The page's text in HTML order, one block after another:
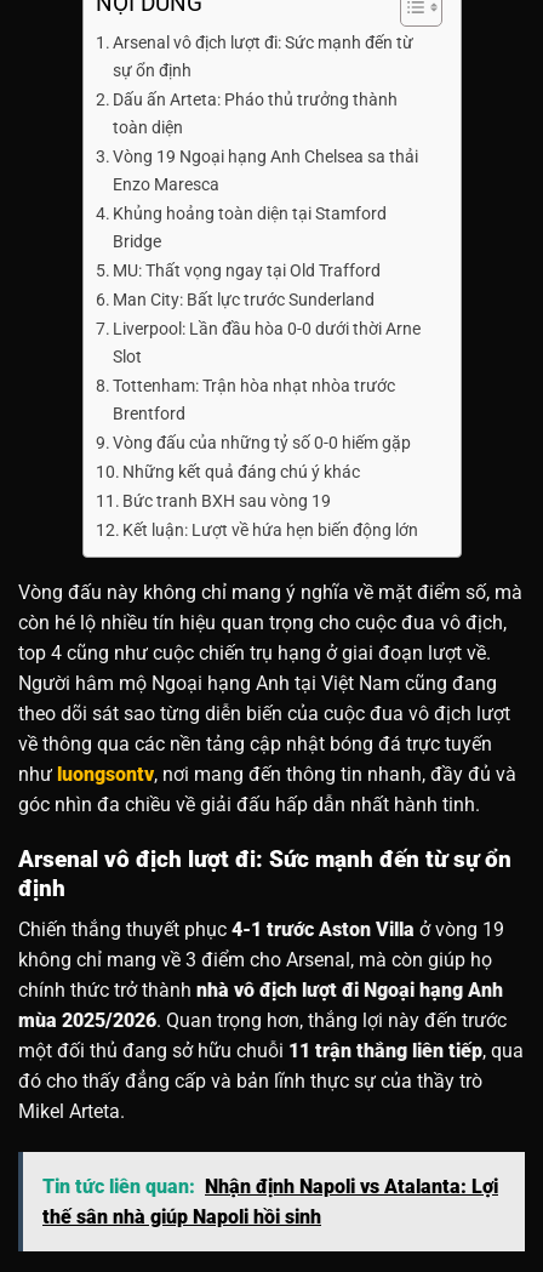
Arsenal vô địch lượt đi: Sức mạnh đến từ
sự ổn định
Dấu ấn Arteta: Pháo thủ trưởng thành
toàn diện
Vòng 19 Ngoại hạng Anh Chelsea sa thải
Enzo Maresca
Khủng hoảng toàn diện tại Stamford
Bridge
MU: Thất vọng ngay tại Old Trafford
Man City: Bất lực trước Sunderland
Liverpool: Lần đầu hòa 0-0 dưới thời Arne
Slot
Tottenham: Trận hòa nhạt nhòa trước
Brentford
Vòng đấu của những tỷ số 0-0 hiếm gặp
Những kết quả đáng chú ý khác
Bức tranh BXH sau vòng 19
Kết luận: Lượt về hứa hẹn biến động lớn
Vòng đấu này không chỉ mang ý nghĩa về mặt điểm số, mà
còn hé lộ nhiều tín hiệu quan trọng cho cuộc đua vô địch,
top 4 cũng như cuộc chiến trụ hạng ở giai đoạn lượt về.
Người hâm mộ Ngoại hạng Anh tại Việt Nam cũng đang
theo dõi sát sao từng diễn biến của cuộc đua vô địch lượt
về thông qua các nền tảng cập nhật bóng đá trực tuyến
như luongsontv, nơi mang đến thông tin nhanh, đầy đủ và
góc nhìn đa chiều về giải đấu hấp dẫn nhất hành tinh.
Arsenal vô địch lượt đi: Sức mạnh đến từ sự ổn
định
Chiến thắng thuyết phục 4-1 trước Aston Villa ở vòng 19
không chỉ mang về 3 điểm cho Arsenal, mà còn giúp họ
chính thức trở thành nhà vô địch lượt đi Ngoại hạng Anh
mùa 2025/2026. Quan trọng hơn, thắng lợi này đến trước
một đối thủ đang sở hữu chuỗi 11 trận thắng liên tiếp, qua
đó cho thấy đẳng cấp và bản lĩnh thực sự của thầy trò
Mikel Arteta.
Tin tức liên quan: Nhận định Napoli vs Atalanta: Lợi
thế sân nhà giúp Napoli hồi sinh